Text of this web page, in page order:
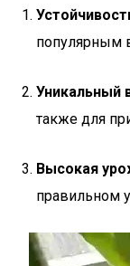
популярным
Уникальный
также для
Высокая
правильном